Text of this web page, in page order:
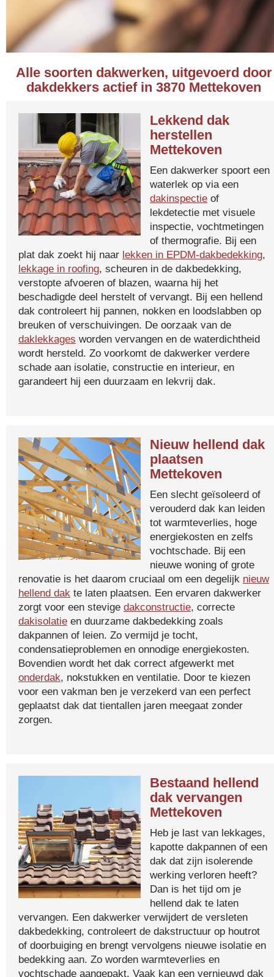
Alle soorten dakwerken, uitgevoerd door
dakdekkers actief in 3870 Mettekoven
Lekkend dak
herstellen
Mettekoven
Een dakwerker spoort een
waterlek op via een
dakinspectie of
lekdetectie met visuele
inspectie, vochtmetingen
of thermografie. Bij een
plat dak zoekt hij naar lekken in EPDM-dakbedekking,
lekkage in roofing, scheuren in de dakbedekking,
verstopte afvoeren of blazen, waarna hij het
beschadigde deel herstelt of vervangt. Bij een hellend
dak controleert hij pannen, nokken en loodslabben op
breuken of verschuivingen. De oorzaak van de
daklekkages worden vervangen en de waterdichtheid
wordt hersteld. Zo voorkomt de dakwerker verdere
schade aan isolatie, constructie en interieur, en
garandeert hij een duurzaam en lekvrij dak.
Nieuw hellend dak
plaatsen
Mettekoven
Een slecht geïsoleerd of
verouderd dak kan leiden
tot warmteverlies, hoge
energiekosten en zelfs
vochtschade. Bij een
nieuwe woning of grote
renovatie is het daarom cruciaal om een degelijk nieuw
hellend dak te laten plaatsen. Een ervaren dakwerker
zorgt voor een stevige dakconstructie, correcte
dakisolatie en duurzame dakbedekking zoals
dakpannen of leien. Zo vermijd je tocht,
condensatieproblemen en onnodige energiekosten.
Bovendien wordt het dak correct afgewerkt met
onderdak, nokstukken en ventilatie. Door te kiezen
voor een vakman ben je verzekerd van een perfect
geplaatst dak dat tientallen jaren meegaat zonder
zorgen.
Bestaand hellend
dak vervangen
Mettekoven
Heb je last van lekkages,
kapotte dakpannen of een
dak dat zijn isolerende
werking verloren heeft?
Dan is het tijd om je
hellend dak te laten
vervangen. Een dakwerker verwijdert de versleten
dakbedekking, controleert de dakstructuur op houtrot
of doorbuiging en brengt vervolgens nieuwe isolatie en
bedekking aan. Zo worden warmteverlies en
vochtschade aangepakt. Vaak kan een vernieuwd dak